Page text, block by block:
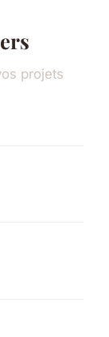
projets